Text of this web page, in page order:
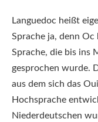
Languedoc heißt
Sprache ja, denn
Sprache, die bis ins
gesprochen wurde.
aus dem sich das
Hochsprache
Niederdeutschen